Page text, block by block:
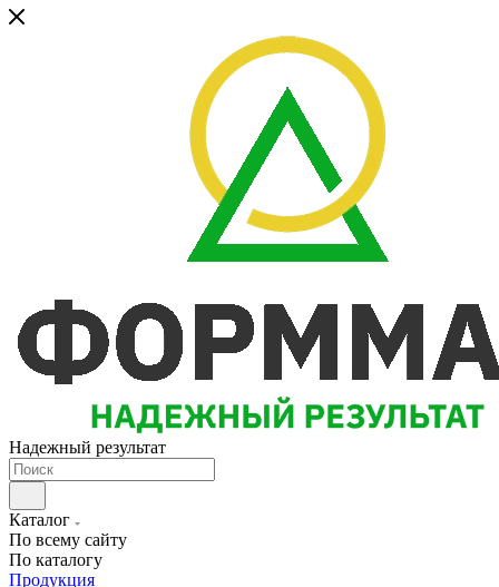
Надежный результат
Каталог
По всему сайту
По каталогу
Продукция